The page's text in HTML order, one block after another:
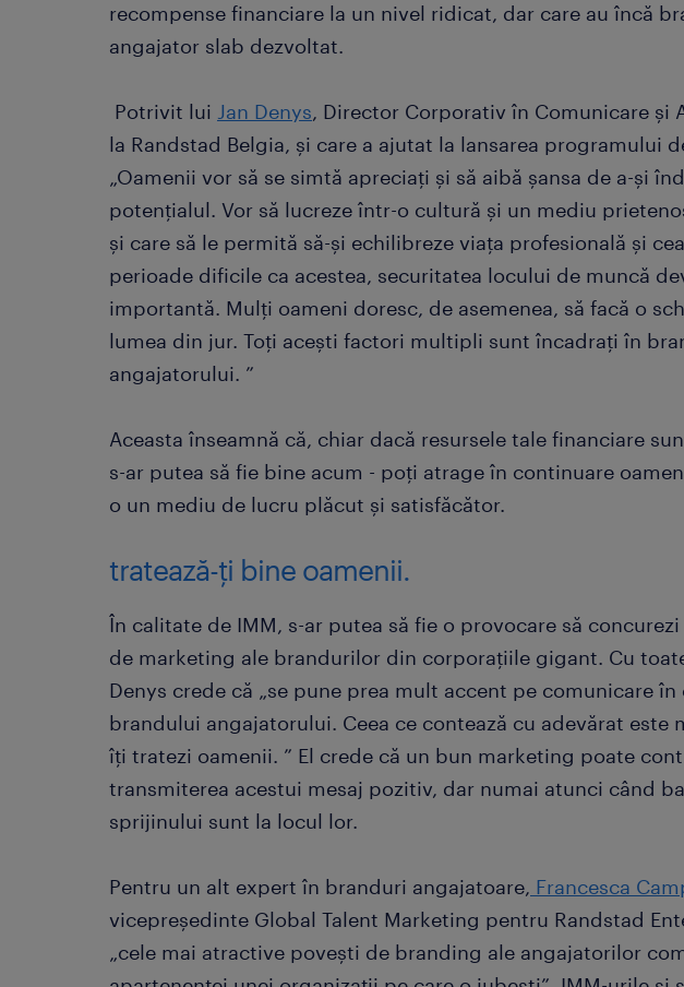
recompense financiare la un nivel ridicat, dar care au încă
angajator slab dezvoltat.
Potrivit lui Jan Denys, Director Corporativ în Comunicare și
la Randstad Belgia, și care a ajutat la lansarea programului
„Oamenii vor să se simtă apreciați și să aibă șansa de a-și
potențialul. Vor să lucreze într-o cultură și un mediu
și care să le permită să-și echilibreze viața profesională și
perioade dificile ca acestea, securitatea locului de muncă
importantă. Mulți oameni doresc, de asemenea, să facă o
lumea din jur. Toți acești factori multipli sunt încadrați în
angajatorului. ”
Aceasta înseamnă că, chiar dacă resursele tale financiare
s-ar putea să fie bine acum - poți atrage în continuare
o un mediu de lucru plăcut și satisfăcător.
tratează-ți bine oamenii.
În calitate de IMM, s-ar putea să fie o provocare să
de marketing ale brandurilor din corporațiile gigant. Cu
Denys crede că „se pune prea mult accent pe comunicare în
brandului angajatorului. Ceea ce contează cu adevărat este
îți tratezi oamenii. ” El crede că un bun marketing poate
transmiterea acestui mesaj pozitiv, dar numai atunci când
sprijinului sunt la locul lor.
Pentru un alt expert în branduri angajatoare, Francesca
vicepreședinte Global Talent Marketing pentru Randstad
„cele mai atractive povești de branding ale angajatorilor